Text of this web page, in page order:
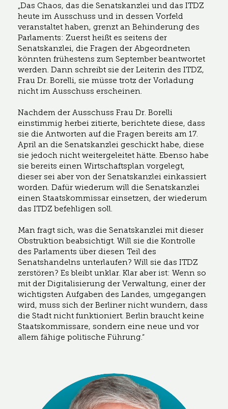
„Das Chaos, das die Senatskanzlei und das ITDZ
heute im Ausschuss und in dessen Vorfeld
veranstaltet haben, grenzt an Behinderung des
Parlaments: Zuerst heißt es seitens der
Senatskanzlei, die Fragen der Abgeordneten
könnten frühestens zum September beantwortet
werden. Dann schreibt sie der Leiterin des ITDZ,
Frau Dr. Borelli, sie müsse trotz der Vorladung
nicht im Ausschuss erscheinen.
Nachdem der Ausschuss Frau Dr. Borelli
einstimmig herbei zitierte, berichtete diese, dass
sie die Antworten auf die Fragen bereits am 17.
April an die Senatskanzlei geschickt habe, diese
sie jedoch nicht weitergeleitet hätte. Ebenso habe
sie bereits einen Wirtschaftsplan vorgelegt,
dieser sei aber von der Senatskanzlei einkassiert
worden. Dafür wiederum will die Senatskanzlei
einen Staatskommissar einsetzen, der wiederum
das ITDZ befehligen soll.
Man fragt sich, was die Senatskanzlei mit dieser
Obstruktion beabsichtigt. Will sie die Kontrolle
des Parlaments über diesen Teil des
Senatshandelns unterlaufen? Will sie das ITDZ
zerstören? Es bleibt unklar. Klar aber ist: Wenn so
mit der Digitalisierung der Verwaltung, einer der
wichtigsten Aufgaben des Landes, umgegangen
wird, muss sich der Berliner nicht wundern, dass
die Stadt nicht funktioniert. Berlin braucht keine
Staatskommissare, sondern eine neue und vor
allem fähige politische Führung.“